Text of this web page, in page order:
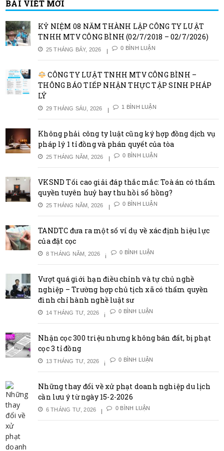
BÀI VIẾT MỚI
KỶ NIỆM 08 NĂM THÀNH LẬP CÔNG TY LUẬT
TNHH MTV CÔNG BÌNH (02/7/2018 – 02/7/2026)
25 THÁNG BẢY, 2026 0 BÌNH LUẬN
CÔNG TY LUẬT TNHH MTV CÔNG BÌNH –
THÔNG BÁO TIẾP NHẬN THỰC TẬP SINH PHÁP
LÝ
29 THÁNG SÁU, 2026 1 BÌNH LUẬN
Không phải công ty luật cũng ký hợp đồng dịch vụ
pháp lý 1 tỉ đồng và phán quyết của tòa
25 THÁNG NĂM, 2026 0 BÌNH LUẬN
VKSND Tối cao giải đáp thắc mắc: Toà án có thẩm
quyền tuyên huỷ hay thu hồi sổ hồng?
25 THÁNG NĂM, 2026 0 BÌNH LUẬN
TANDTC đưa ra một số ví dụ về xác định hiệu lực
của đặt cọc
8 THÁNG NĂM, 2026 0 BÌNH LUẬN
Vượt quá giới hạn điều chỉnh và tự chủ nghề
nghiệp – Trường hợp chủ tịch xã có thẩm quyền
đình chỉ hành nghề luật sư
14 THÁNG TƯ, 2026 0 BÌNH LUẬN
Nhận cọc 300 triệu nhưng không bán đất, bị phạt
cọc 3 tỉ đồng
13 THÁNG TƯ, 2026 0 BÌNH LUẬN
Những thay đổi về xử phạt doanh nghiệp du lịch
cần lưu ý từ ngày 15-2-2026
6 THÁNG TƯ, 2026 0 BÌNH LUẬN